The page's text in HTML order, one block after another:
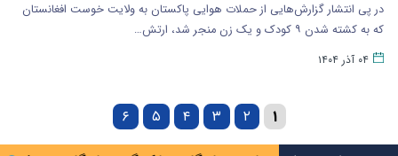
در پی انتشار گزارش‌هایی از حملات هوایی پاکستان به ولایت خوست افغانستان
که به کشته شدن ۹ کودک و یک زن منجر شد، ارتش…
۰۴ آذر ۱۴۰۴
۱ ۲ ۳ ۴ ۵ ۶